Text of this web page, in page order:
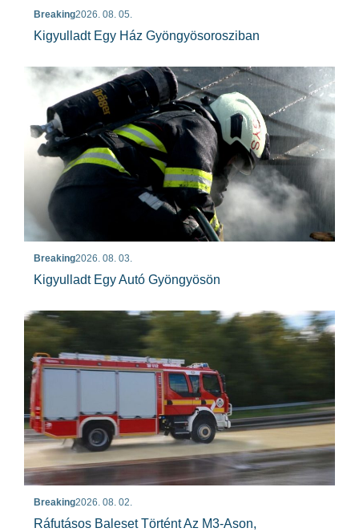
Breaking2026. 08. 05.
Kigyulladt Egy Ház Gyöngyösorosziban
Breaking2026. 08. 03.
Kigyulladt Egy Autó Gyöngyösön
Breaking2026. 08. 02.
Ráfutásos Baleset Történt Az M3-Ason,